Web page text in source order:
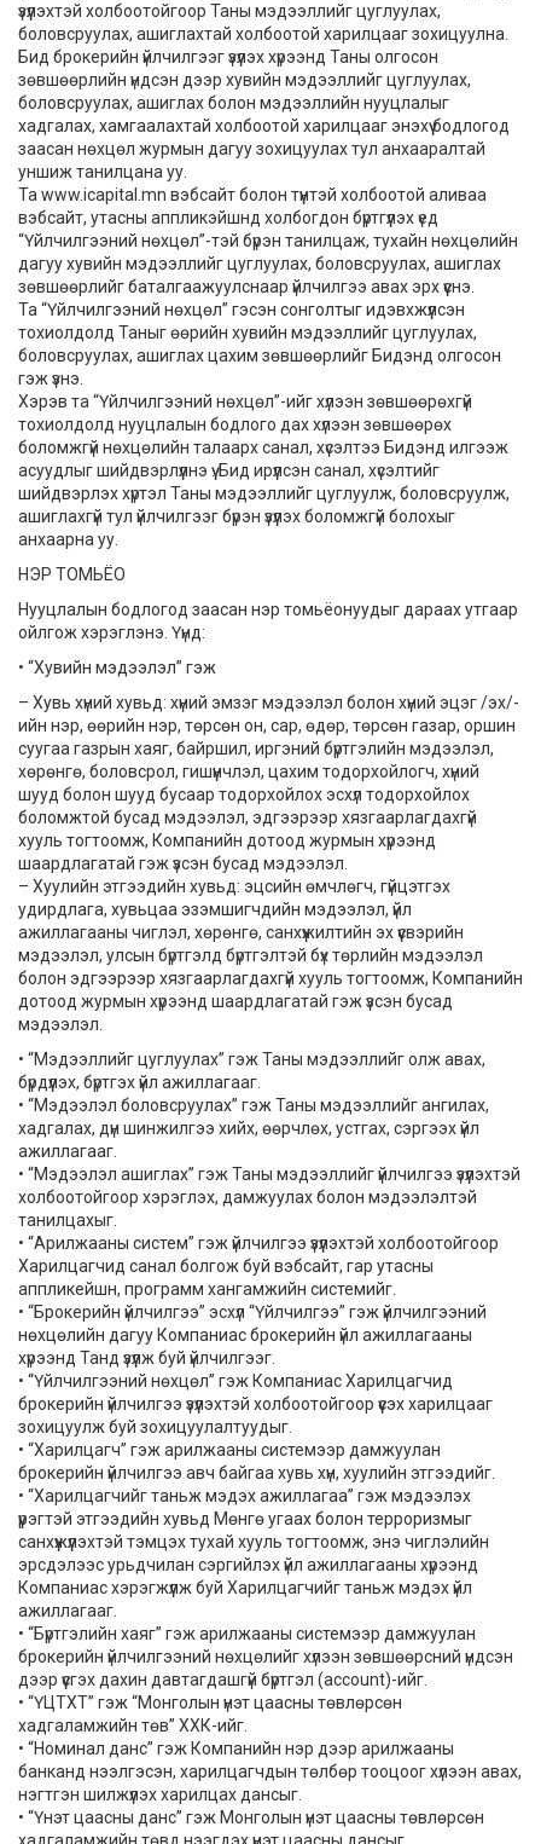
үзүүлэхтэй холбоотойгоор Таны мэдээллийг цуглуулах,
боловсруулах, ашиглахтай холбоотой харилцааг зохицуулна.
Бид брокерийн үйлчилгээг үзүүлэх хүрээнд Таны олгосон
зөвшөөрлийн үндсэн дээр хувийн мэдээллийг цуглуулах,
боловсруулах, ашиглах болон мэдээллийн нууцлалыг
хадгалах, хамгаалахтай холбоотой харилцааг энэхүү бодлогод
заасан нөхцөл журмын дагуу зохицуулах тул анхааралтай
уншиж танилцана уу.
Та www.icapital.mn вэбсайт болон түүнтэй холбоотой аливаа
вэбсайт, утасны аппликэйшнд холбогдон бүртгүүлэх үед
“Үйлчилгээний нөхцөл”-тэй бүрэн танилцаж, тухайн нөхцөлийн
дагуу хувийн мэдээллийг цуглуулах, боловсруулах, ашиглах
зөвшөөрлийг баталгаажуулснаар үйлчилгээ авах эрх үүснэ.
Та “Үйлчилгээний нөхцөл” гэсэн сонголтыг идэвхжүүлсэн
тохиолдолд Таныг өөрийн хувийн мэдээллийг цуглуулах,
боловсруулах, ашиглах цахим зөвшөөрлийг Бидэнд олгосон
гэж үзнэ.
Хэрэв та “Үйлчилгээний нөхцөл”-ийг хүлээн зөвшөөрөхгүй
тохиолдолд нууцлалын бодлого дах хүлээн зөвшөөрөх
боломжгүй нөхцөлийн талаарх санал, хүсэлтээ Бидэнд илгээж
асуудлыг шийдвэрлүүлнэ үү. Бид ирүүлсэн санал, хүсэлтийг
шийдвэрлэх хүртэл Таны мэдээллийг цуглуулж, боловсруулж,
ашиглахгүй тул үйлчилгээг бүрэн үзүүлэх боломжгүй болохыг
анхаарна уу.
НЭР ТОМЬЁО
Нууцлалын бодлогод заасан нэр томьёонуудыг дараах утгаар
ойлгож хэрэглэнэ. Үүнд:
• “Хувийн мэдээлэл” гэж
– Хувь хүний хувьд: хүний эмзэг мэдээлэл болон хүний эцэг /эх/-
ийн нэр, өөрийн нэр, төрсөн он, сар, өдөр, төрсөн газар, оршин
суугаа газрын хаяг, байршил, иргэний бүртгэлийн мэдээлэл,
хөрөнгө, боловсрол, гишүүнчлэл, цахим тодорхойлогч, хүний
шууд болон шууд бусаар тодорхойлох эсхүл тодорхойлох
боломжтой бусад мэдээлэл, эдгээрээр хязгаарлагдахгүй
хууль тогтоомж, Компанийн дотоод журмын хүрээнд
шаардлагатай гэж үзсэн бусад мэдээлэл.
– Хуулийн этгээдийн хувьд: эцсийн өмчлөгч, гүйцэтгэх
удирдлага, хувьцаа эзэмшигчдийн мэдээлэл, үйл
ажиллагааны чиглэл, хөрөнгө, санхүүжилтийн эх үүсвэрийн
мэдээлэл, улсын бүртгэлд бүртгэлтэй бүх төрлийн мэдээлэл
болон эдгээрээр хязгаарлагдахгүй хууль тогтоомж, Компанийн
дотоод журмын хүрээнд шаардлагатай гэж үзсэн бусад
мэдээлэл.
• “Мэдээллийг цуглуулах” гэж Таны мэдээллийг олж авах,
бүрдүүлэх, бүртгэх үйл ажиллагааг.
• “Мэдээлэл боловсруулах” гэж Таны мэдээллийг ангилах,
хадгалах, дүн шинжилгээ хийх, өөрчлөх, устгах, сэргээх үйл
ажиллагааг.
• “Мэдээлэл ашиглах” гэж Таны мэдээллийг үйлчилгээ үзүүлэхтэй
холбоотойгоор хэрэглэх, дамжуулах болон мэдээлэлтэй
танилцахыг.
• “Арилжааны систем” гэж үйлчилгээ үзүүлэхтэй холбоотойгоор
Харилцагчид санал болгож буй вэбсайт, гар утасны
аппликейшн, программ хангамжийн системийг.
• “Брокерийн үйлчилгээ” эсхүл “Үйлчилгээ” гэж үйлчилгээний
нөхцөлийн дагуу Компаниас брокерийн үйл ажиллагааны
хүрээнд Танд үзүүлж буй үйлчилгээг.
• “Үйлчилгээний нөхцөл” гэж Компаниас Харилцагчид
брокерийн үйлчилгээ үзүүлэхтэй холбоотойгоор үүсэх харилцааг
зохицуулж буй зохицуулалтуудыг.
• “Харилцагч” гэж арилжааны системээр дамжуулан
брокерийн үйлчилгээ авч байгаа хувь хүн, хуулийн этгээдийг.
• “Харилцагчийг таньж мэдэх ажиллагаа” гэж мэдээлэх
үүрэгтэй этгээдийн хувьд Мөнгө угаах болон терроризмыг
санхүүжүүлэхтэй тэмцэх тухай хууль тогтоомж, энэ чиглэлийн
эрсдэлээс урьдчилан сэргийлэх үйл ажиллагааны хүрээнд
Компаниас хэрэгжүүлж буй Харилцагчийг таньж мэдэх үйл
ажиллагааг.
• “Бүртгэлийн хаяг” гэж арилжааны системээр дамжуулан
брокерийн үйлчилгээний нөхцөлийг хүлээн зөвшөөрсний үндсэн
дээр үүсгэх дахин давтагдашгүй бүртгэл (account)-ийг.
• “ҮЦТХТ” гэж “Монголын үнэт цаасны төвлөрсөн
хадгаламжийн төв” ХХК-ийг.
• “Номинал данс” гэж Компанийн нэр дээр арилжааны
банканд нээлгэсэн, харилцагчдын төлбөр тооцоог хүлээн авах,
нэгтгэн шилжүүлэх харилцах дансыг.
• “Үнэт цаасны данс” гэж Монголын үнэт цаасны төвлөрсөн